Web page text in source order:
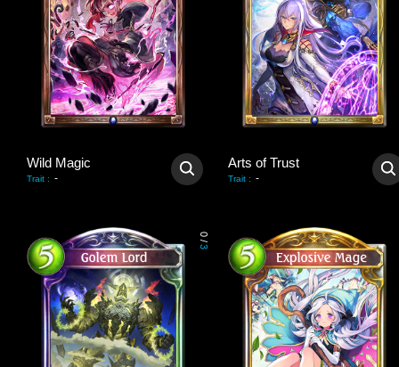
Wild Magic
Trait : -
Arts of Trust
Trait : -
0
/
3